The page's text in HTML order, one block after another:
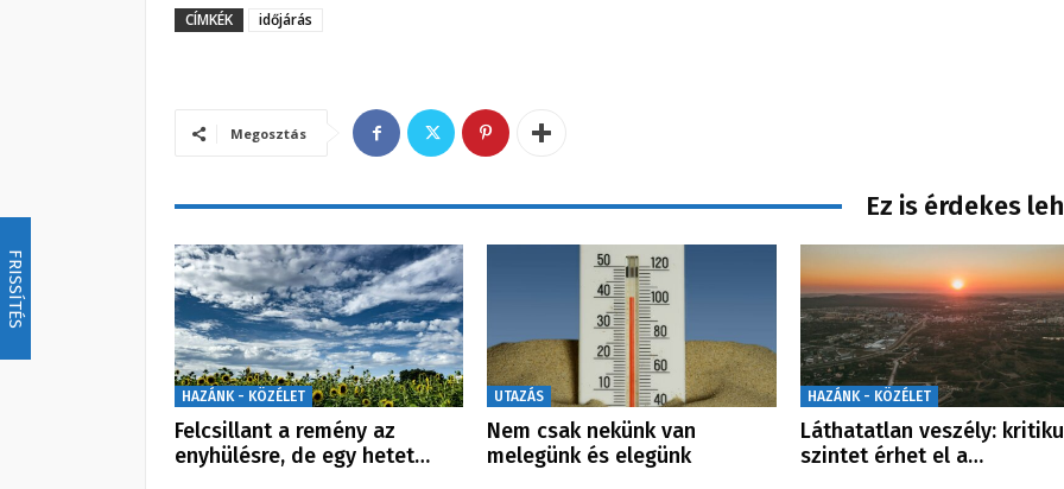
FRISSÍTÉS
CÍMKÉK
időjárás
Megosztás
Ez is érdekes
HAZÁNK - KÖZÉLET
Felcsillant a remény az
enyhülésre, de egy hetet…
UTAZÁS
Nem csak nekünk van
melegünk és elegünk
HAZÁNK - KÖZÉLET
Láthatatlan veszély:
szintet érhet el a…